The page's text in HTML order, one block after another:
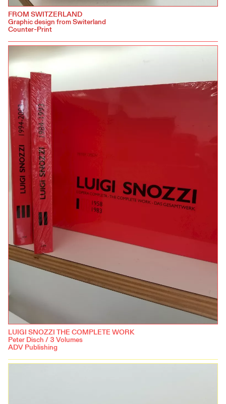
FROM SWITZERLAND
Graphic design from Switerland
Counter-Print
LUIGI SNOZZI THE COMPLETE WORK
Peter Disch / 3 Volumes
ADV Publishing